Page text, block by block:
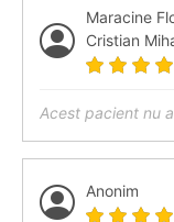
Maracine
Cristian
Acest pacient nu
Anonim